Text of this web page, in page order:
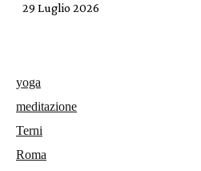
29 Luglio 2026
yoga
meditazione
Terni
Roma